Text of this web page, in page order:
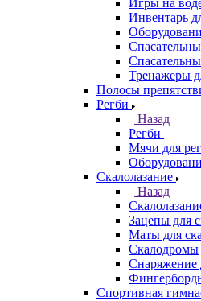
Игры на
Инвентарь
Тренажеры
Полосы
Регби
Назад
Регби
Мячи для
Скалолазание
Назад
Зацепы для
Маты для
Скалодромы
Снаряжение
Спортивная